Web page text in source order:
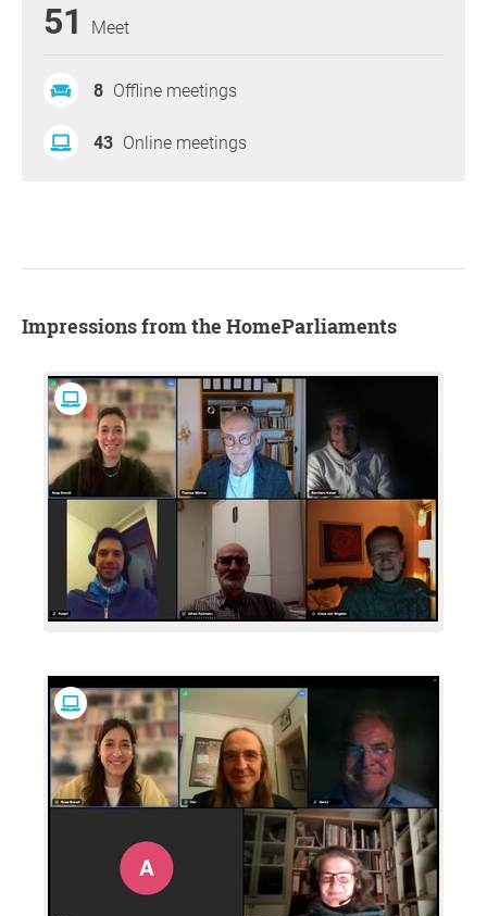
51 Meet
8 Offline meetings
43 Online meetings
Impressions from the HomeParliaments